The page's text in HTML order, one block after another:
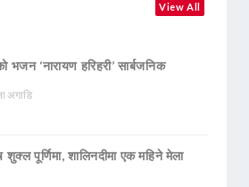
View All
भजन ‘नारायण हरिहरी’ सार्बजनिक
अगाडि
पूर्णिमा, शालिनदीमा एक महिने मेला